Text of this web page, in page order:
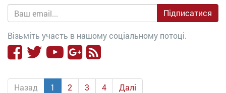
Підписатися
Візьміть участь в нашому соціальному потоці.
Назад 1 2 3 4 Далі